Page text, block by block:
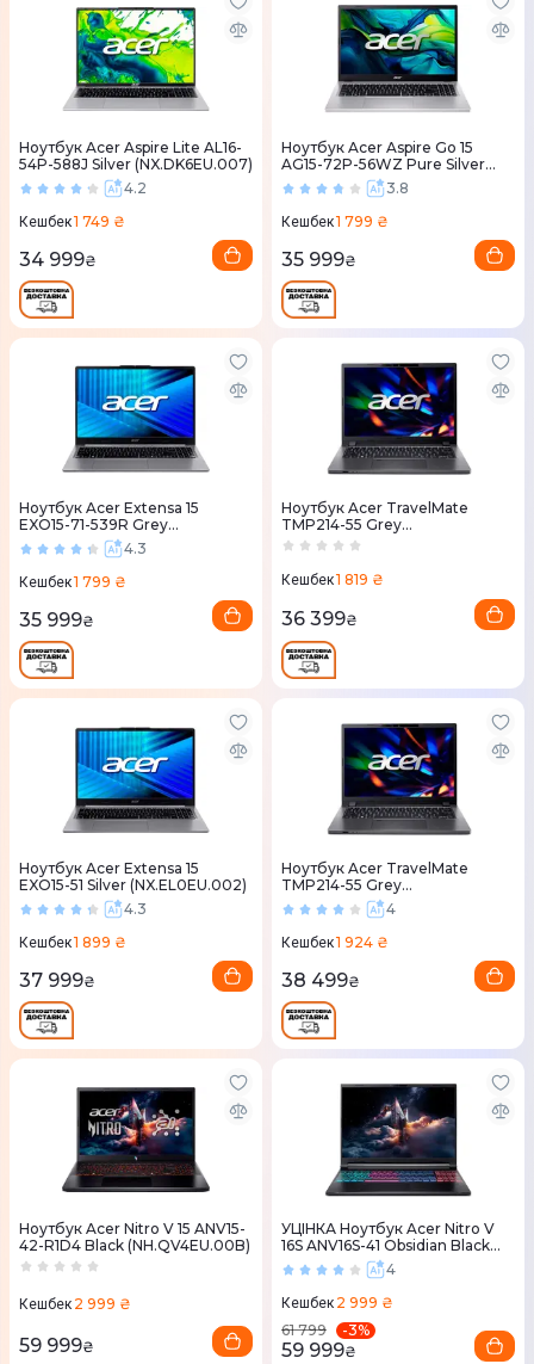
Ноутбук Acer Aspire Lite AL16-
54P-588J Silver (NX.DK6EU.007)
4.2
Кешбек1 749 ₴
34 999₴
Ноутбук Acer Aspire Go 15
AG15-72P-56WZ Pure Silver
(NX.JSVEU.011)3.8
Кешбек1 799 ₴
35 999₴
Ноутбук Acer Extensa 15
EXO15-71-539R Grey
(NX.EL3EU.001)4.3
Кешбек1 799 ₴
35 999₴
Ноутбук Acer TravelMate
TMP214-55 Grey
(NX.B0XEU.002)
Кешбек1 819 ₴
36 399₴
Ноутбук Acer Extensa 15
EXO15-51 Silver (NX.EL0EU.002)
4.3
Кешбек1 899 ₴
37 999₴
Ноутбук Acer TravelMate
TMP214-55 Grey
(NX.B2BEU.006)4
Кешбек1 924 ₴
38 499₴
Ноутбук Acer Nitro V 15 ANV15-
42-R1D4 Black (NH.QV4EU.00B)
Кешбек 2 999 ₴
59 999₴
УЦІНКА Ноутбук Acer Nitro V
16S ANV16S-41 Obsidian Black
(NH.U03EU.007)4
Кешбек 2 999 ₴
61 799
-3%
59 999₴